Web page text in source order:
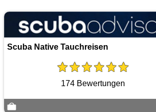
Scuba Native Tauchreisen
174 Bewertungen